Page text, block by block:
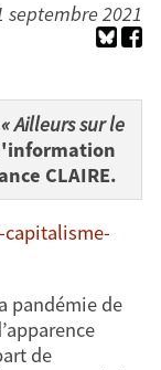
2021
« Ailleurs sur le
CLAIRE.
pandémie de
de